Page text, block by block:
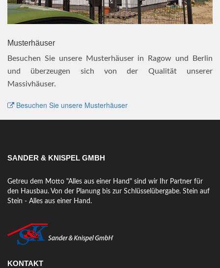
Musterhäuser
Besuchen Sie unsere Musterhäuser in Ragow und Berlin
und überzeugen sich von der Qualität unserer
Massivhäuser.
Besuchen Sie unsere Musterhäuser
SANDER & KNISPEL GMBH
Getreu dem Motto "Alles aus einer Hand" sind wir Ihr Partner für
den Hausbau. Von der Planung bis zur Schlüsselübergabe. Stein auf
Stein - Alles aus einer Hand.
KONTAKT